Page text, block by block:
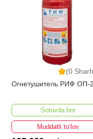
(0
Огнетушитель РИФ ОП-2
Sotuvda bor
Muddatli to‘lov